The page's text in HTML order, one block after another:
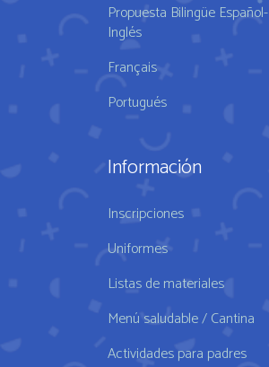
Propuesta Bilingüe Español-
Inglés
Français
Portugués
Información
Inscripciones
Uniformes
Listas de materiales
Menú saludable / Cantina
Actividades para padres